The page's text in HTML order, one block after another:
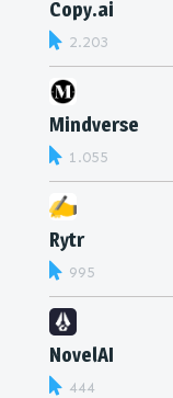
Copy.ai
2.203
Mindverse
1.055
Rytr
995
NovelAI
444